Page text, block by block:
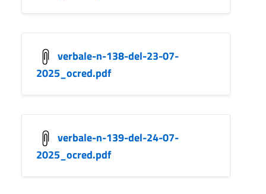
verbale-n-138-del-23-07-
2025_ocred.pdf
verbale-n-139-del-24-07-
2025_ocred.pdf